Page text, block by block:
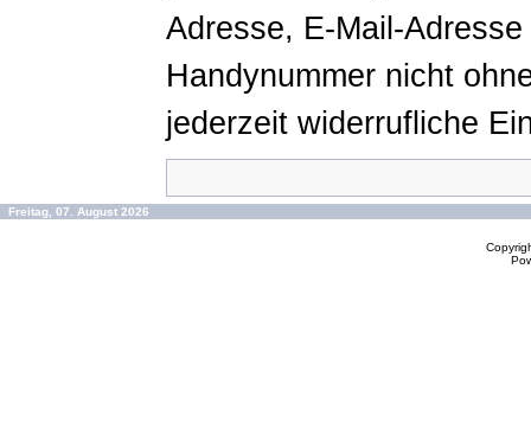
Adresse, E-Mail-
Handynummer nicht
jederzeit widerrufliche
Freitag, 07. August 2026